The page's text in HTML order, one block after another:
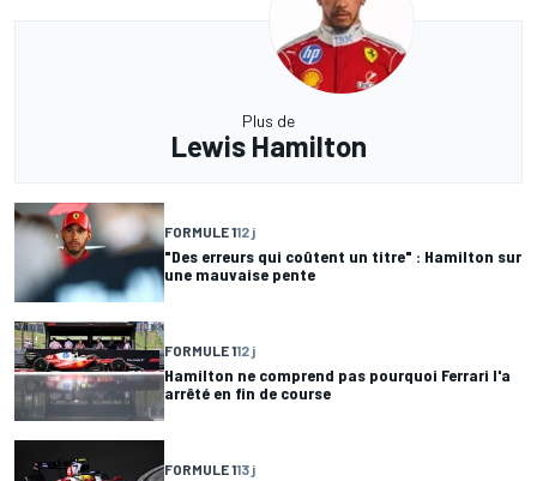
Plus de
Lewis Hamilton
FORMULE 112 j
"Des erreurs qui coûtent un titre" : Hamilton sur
une mauvaise pente
FORMULE 112 j
Hamilton ne comprend pas pourquoi Ferrari l'a
arrêté en fin de course
FORMULE 113 j